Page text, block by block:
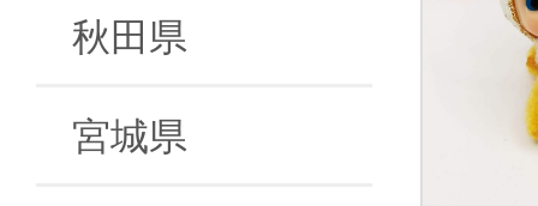
秋田県
宮城県